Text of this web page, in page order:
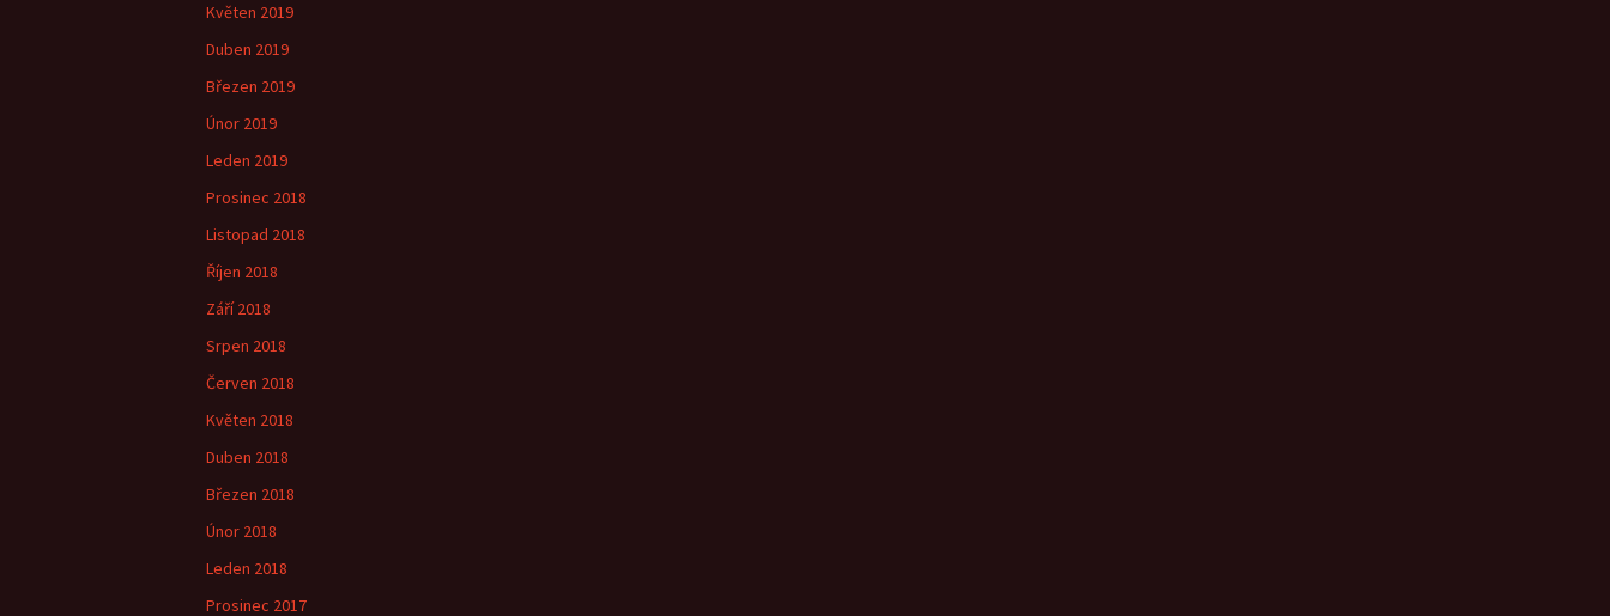
Květen 2019
Duben 2019
Březen 2019
Únor 2019
Leden 2019
Prosinec 2018
Listopad 2018
Říjen 2018
Září 2018
Srpen 2018
Červen 2018
Květen 2018
Duben 2018
Březen 2018
Únor 2018
Leden 2018
Prosinec 2017